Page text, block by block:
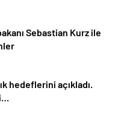
Sebastian Kurz ile
hedeflerini açıkladı.